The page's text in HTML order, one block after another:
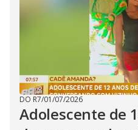
DO R7/01/07/2026
Adolescente de